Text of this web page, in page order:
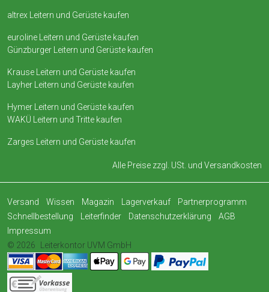
altrex Leitern und Gerüste kaufen
euroline Leitern und Gerüste kaufen
Günzburger Leitern und Gerüste kaufen
Krause Leitern und Gerüste kaufen
Layher Leitern und Gerüste kaufen
Hymer Leitern und Gerüste kaufen
WAKÜ Leitern und Tritte kaufen
Zarges Leitern und Gerüste kaufen
Alle Preise zzgl. USt. und Versandkosten
Versand Wissen Magazin Lagerverkauf
Partnerprogramm
Schnellbestellung
Leiterfinder Datenschutzerklärung
AGB
Impressum
© 2026
Leiterkontor UVM GmbH